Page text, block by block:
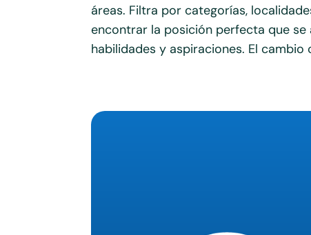
áreas. Filtra por categorías,
encontrar la posición perfecta que se
habilidades y aspiraciones. El cambio